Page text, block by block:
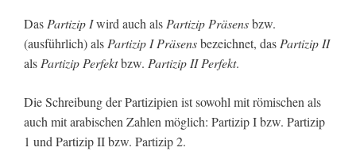
Das Partizip Iwird auch als Partizip Präsensbzw.
(ausführlich) als Partizip I Präsensbezeichnet, das Partizip II
als Partizip Perfektbzw. Partizip II Perfekt.
Die Schreibung der Partizipien ist sowohl mit römischen als
auch mit arabischen Zahlen möglich: Partizip I bzw. Partizip
1 und Partizip II bzw. Partizip 2.